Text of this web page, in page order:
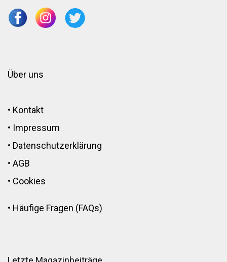
Über uns
• Kontakt
• Impressum
• Datenschutzerklärung
• AGB
• Cookies
• Häufige Fragen (FAQs)